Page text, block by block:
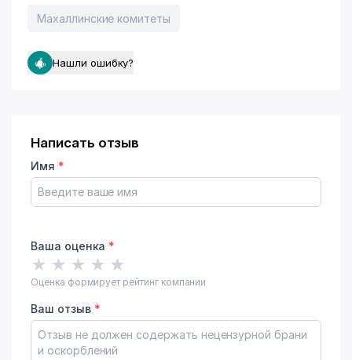
Махаллинские комитеты
Нашли ошибку?
Написать отзыв
Имя *
Ваша оценка *
★ ★ ★ ★ ★
Оценка формирует рейтинг компании
Ваш отзыв *